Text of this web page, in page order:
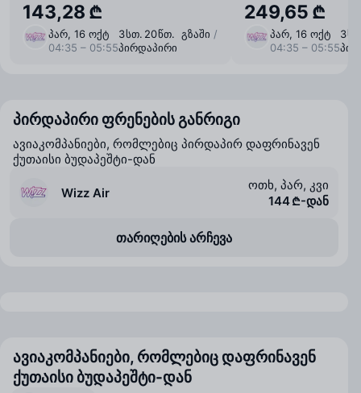
143,28 ₾
პარ, 16 ოქტ
04:35 – 05:55
3 ⁠სთ. 20 ⁠წთ. გზაში /
პირდაპირი
249,65 ₾
პარ, 16 ოქტ
04:35 – 05:55
3
პირდაპირი ფრენების განრიგი
ავიაკომპანიები, რომლებიც პირდაპირ დაფრინავენ
ქუთაისი ბუდაპეშტი-დან
Wizz Air
ოთხ, პარ, კვი
144 ₾-დან
თარიღების არჩევა
ავიაკომპანიები, რომლებიც დაფრინავენ
ქუთაისი ბუდაპეშტი-დან